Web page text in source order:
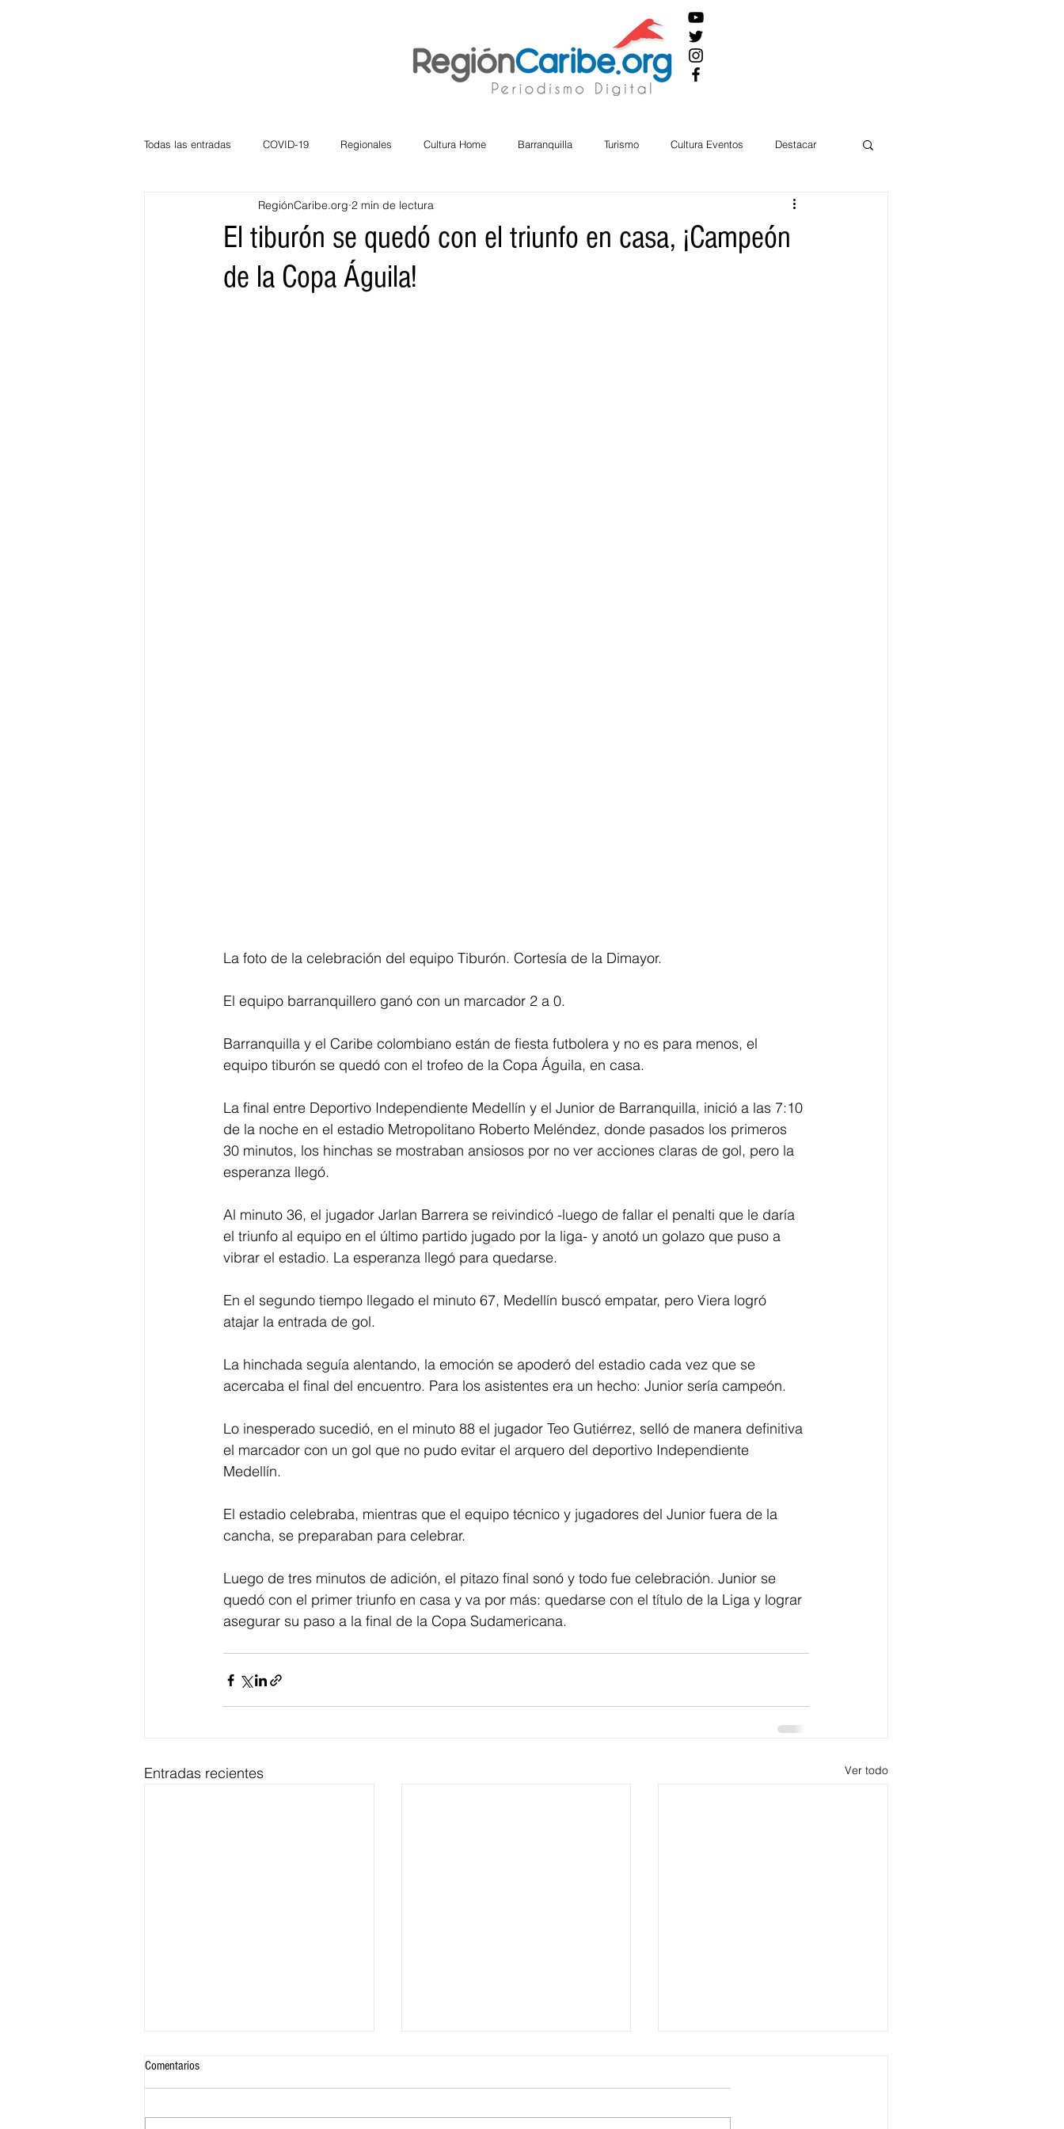
Todas las entradas COVID-19 Regionales Cultura Home Barranquilla Turismo Cultura Eventos Destacar
Atlántico La Guajira Cesar
Bloggeros Hermanos Mayores
El tiburón se quedó con el triunfo en casa, ¡Campeón
de la Copa Águila!
RegiónCaribe.org 2 min de lectura
La foto de la celebración del equipo Tiburón. Cortesía de la Dimayor.
El equipo barranquillero ganó con un marcador 2 a 0.
Barranquilla y el Caribe colombiano están de fiesta futbolera y no es para menos, el
equipo tiburón se quedó con el trofeo de la Copa Águila, en casa.
La final entre Deportivo Independiente Medellín y el Junior de Barranquilla, inició a las 7:10
de la noche en el estadio Metropolitano Roberto Meléndez, donde pasados los primeros
30 minutos, los hinchas se mostraban ansiosos por no ver acciones claras de gol, pero la
esperanza llegó.
Al minuto 36, el jugador Jarlan Barrera se reivindicó -luego de fallar el penalti que le daría
el triunfo al equipo en el último partido jugado por la liga- y anotó un golazo que puso a
vibrar el estadio. La esperanza llegó para quedarse.
En el segundo tiempo llegado el minuto 67, Medellín buscó empatar, pero Viera logró
atajar la entrada de gol.
La hinchada seguía alentando, la emoción se apoderó del estadio cada vez que se
acercaba el final del encuentro. Para los asistentes era un hecho: Junior sería campeón.
Lo inesperado sucedió, en el minuto 88 el jugador Teo Gutiérrez, selló de manera definitiva
el marcador con un gol que no pudo evitar el arquero del deportivo Independiente
Medellín.
El estadio celebraba, mientras que el equipo técnico y jugadores del Junior fuera de la
cancha, se preparaban para celebrar.
Luego de tres minutos de adición, el pitazo final sonó y todo fue celebración. Junior se
quedó con el primer triunfo en casa y va por más: quedarse con el título de la Liga y lograr
asegurar su paso a la final de la Copa Sudamericana.
Entradas recientes Ver todo
Comentarios